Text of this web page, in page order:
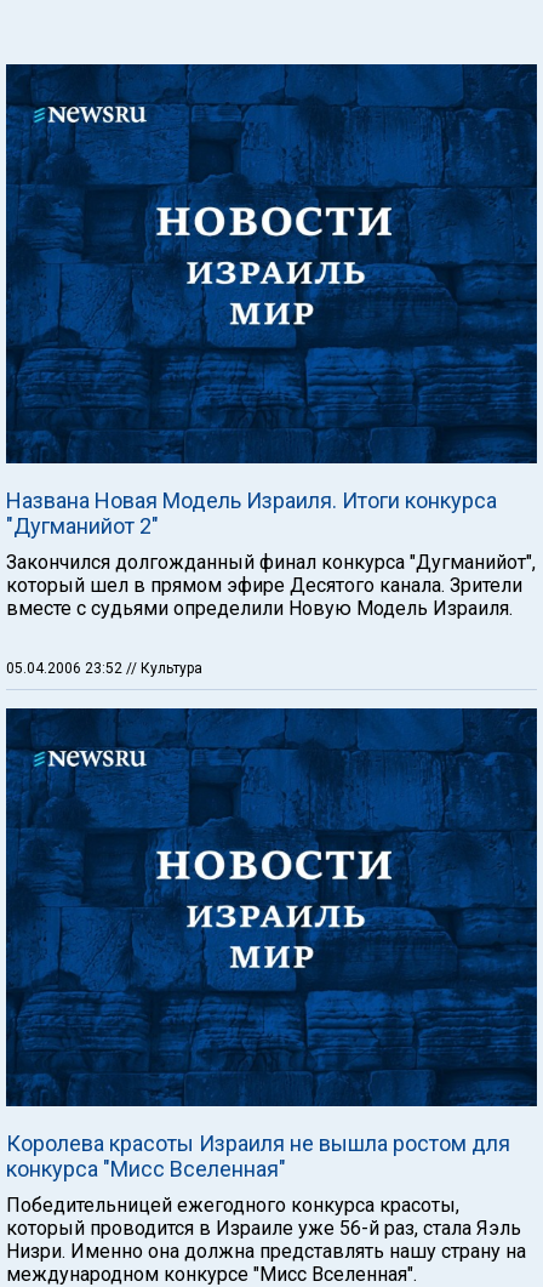
Названа Новая Модель Израиля. Итоги конкурса
"Дугманийот 2"
Закончился долгожданный финал конкурса "Дугманийот",
который шел в прямом эфире Десятого канала. Зрители
вместе с судьями определили Новую Модель Израиля.
05.04.2006 23:52 // Культура
Королева красоты Израиля не вышла ростом для
конкурса "Мисс Вселенная"
Победительницей ежегодного конкурса красоты,
который проводится в Израиле уже 56-й раз, стала Яэль
Низри. Именно она должна представлять нашу страну на
международном конкурсе "Мисс Вселенная".